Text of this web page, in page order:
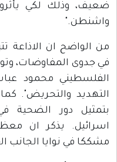
ضعيف، وذلك لكي
واشنطن."
من الواضح ان الاذاعة
في جدوى المفاوضات،
الفلسطيني محمود
التهديد والتحريض".
بتمثيل دور الضحية
اسرائيل. يذكر ان
مشككا في نوايا الجانب